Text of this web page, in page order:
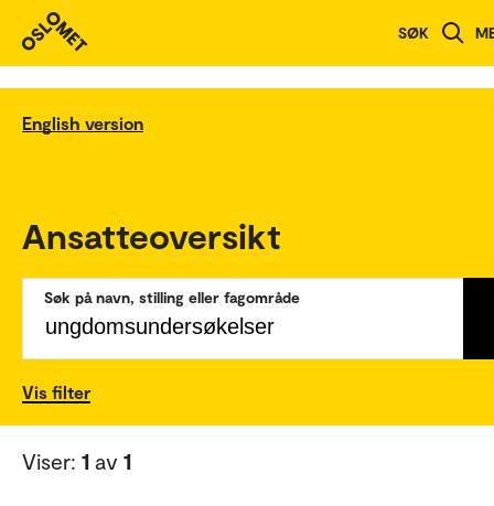
SØK
English version
Ansatteoversikt
Søk på navn, stilling eller fagområde
Vis filter
Viser: 1 av 1